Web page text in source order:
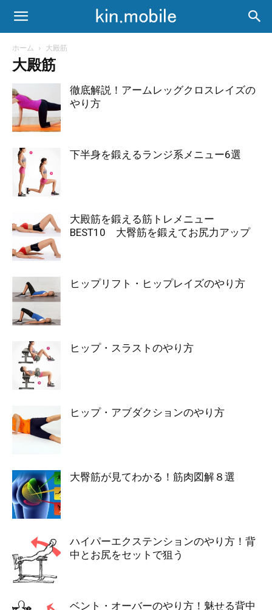
ホーム 大殿筋
大殿筋
徹底解説！アームレッグクロスレイズの
やり方
下半身を鍛えるランジ系メニュー6選
大殿筋を鍛える筋トレメニュー
BEST10 大臀筋を鍛えてお尻力アップ
ヒップリフト・ヒップレイズのやり方
ヒップ・スラストのやり方
ヒップ・アブダクションのやり方
大臀筋が見てわかる！筋肉図解８選
ハイパーエクステンションのやり方！背
中とお尻をセットで狙う
ベント・オーバーのやり方！魅せる背中